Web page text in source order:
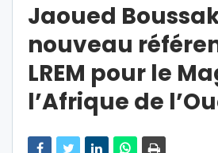
Jaoued
nouveau
LREM pour le
l’Afrique de